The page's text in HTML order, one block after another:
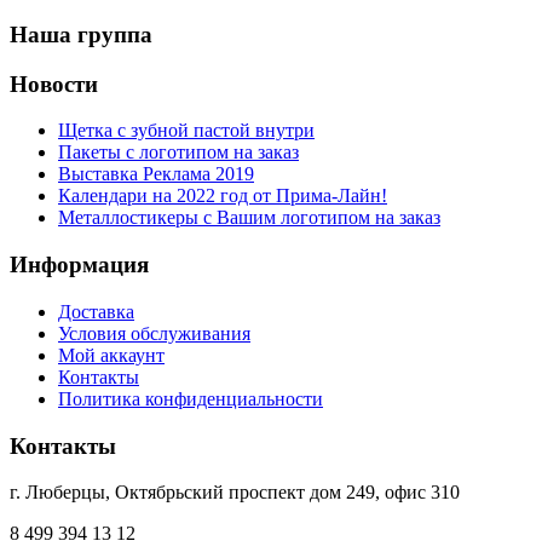
Наша группа
Новости
Щетка с зубной пастой внутри
Пакеты с логотипом на заказ
Выставка Реклама 2019
Календари на 2022 год от Прима-Лайн!
Металлостикеры с Вашим логотипом на заказ
Информация
Доставка
Условия обслуживания
Мой аккаунт
Контакты
Политика конфиденциальности
Контакты
г. Люберцы, Октябрьский проспект дом 249, офис 310
8 499 394 13 12